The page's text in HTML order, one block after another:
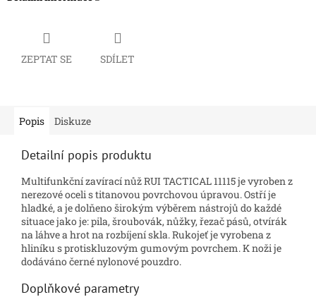
ZEPTAT SE SDÍLET
Popis Diskuze
Detailní popis produktu
Multifunkční zavírací nůž RUI TACTICAL 11115 je vyroben z
nerezové oceli s titanovou povrchovou úpravou. Ostří je
hladké, a je dolňeno širokým výběrem nástrojů do každé
situace jako je: pila, šroubovák, nůžky, řezač pásů, otvírák
na láhve a hrot na rozbíjení skla. Rukojeť je vyrobena z
hliníku s protiskluzovým gumovým povrchem. K noži je
dodáváno černé nylonové pouzdro.
Doplňkové parametry